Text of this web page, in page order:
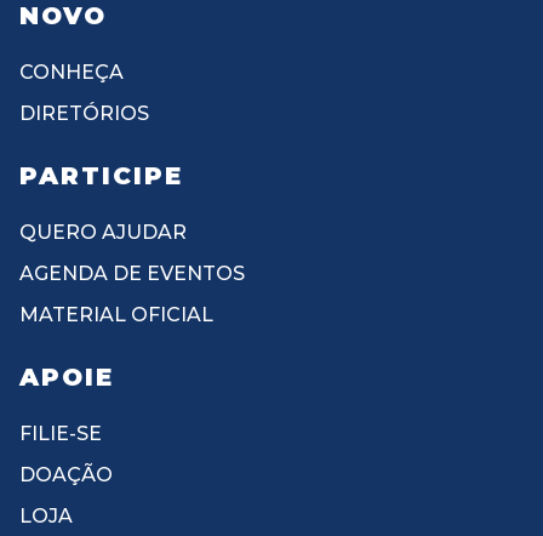
NOVO
CONHEÇA
DIRETÓRIOS
PARTICIPE
QUERO AJUDAR
AGENDA DE EVENTOS
MATERIAL OFICIAL
APOIE
FILIE-SE
DOAÇÃO
LOJA